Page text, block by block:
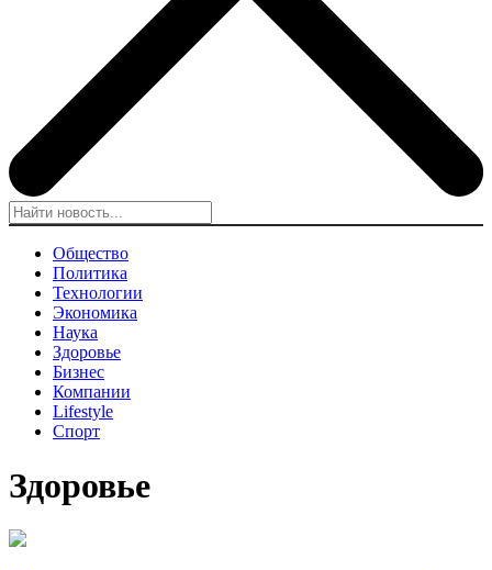
Общество
Политика
Технологии
Экономика
Наука
Здоровье
Бизнес
Компании
Lifestyle
Спорт
Здоровье